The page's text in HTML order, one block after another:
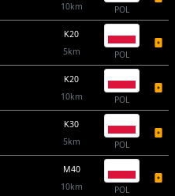
10km
POL
K20
5km
POL
K20
10km
POL
K30
5km
POL
M40
10km
POL